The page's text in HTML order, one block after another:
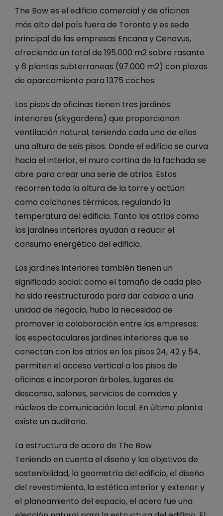
The Bow es el edificio comercial y de oficinas
más alto del país fuera de Toronto y es sede
principal de las empresas Encana y Cenovus,
ofreciendo un total de 195.000 m2 sobre rasante
y 6 plantas subterraneas (97.000 m2) con plazas
de aparcamiento para 1375 coches.
Los pisos de oficinas tienen tres jardines
interiores (skygardens) que proporcionan
ventilación natural, teniendo cada uno de ellos
una altura de seis pisos. Donde el edificio se curva
hacia el interior, el muro cortina de la fachada se
abre para crear una serie de atrios. Estos
recorren toda la altura de la torre y actúan
como colchones térmicos, regulando la
temperatura del edificio. Tanto los atrios como
los jardines interiores ayudan a reducir el
consumo energético del edificio.
Los jardines interiores también tienen un
significado social: como el tamaño de cada piso
ha sido reestructurado para dar cabida a una
unidad de negocio, hubo la necesidad de
promover la colaboración entre las empresas:
los espectaculares jardines interiores que se
conectan con los atrios en los pisos 24, 42 y 54,
permiten el acceso vertical a los pisos de
oficinas e incorporan árboles, lugares de
descanso, salones, servicios de comidas y
núcleos de comunicación local. En última planta
existe un auditorio.
La estructura de acero de The Bow
Teniendo en cuenta el diseño y los objetivos de
sostenibilidad, la geometría del edificio, el diseño
del revestimiento, la estética interior y exterior y
el planeamiento del espacio, el acero fue una